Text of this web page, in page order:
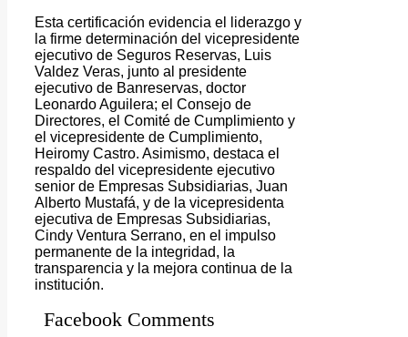
Esta certificación evidencia el liderazgo y
la firme determinación del vicepresidente
ejecutivo de Seguros Reservas, Luis
Valdez Veras, junto al presidente
ejecutivo de Banreservas, doctor
Leonardo Aguilera; el Consejo de
Directores, el Comité de Cumplimiento y
el vicepresidente de Cumplimiento,
Heiromy Castro. Asimismo, destaca el
respaldo del vicepresidente ejecutivo
senior de Empresas Subsidiarias, Juan
Alberto Mustafá, y de la vicepresidenta
ejecutiva de Empresas Subsidiarias,
Cindy Ventura Serrano, en el impulso
permanente de la integridad, la
transparencia y la mejora continua de la
institución.
Facebook Comments